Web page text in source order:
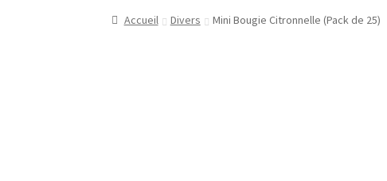
Accueil Divers Mini Bougie Citronnelle (Pack de 25)